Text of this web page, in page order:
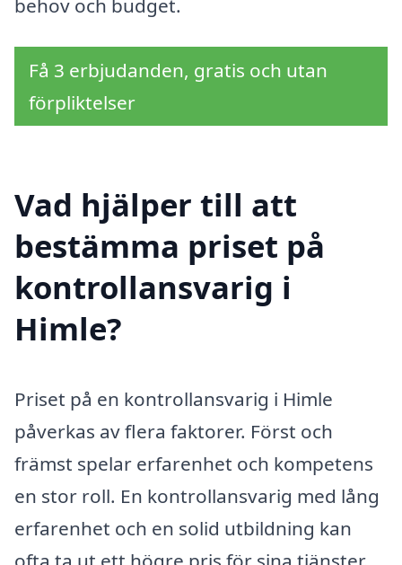
behov och budget.
Få 3 erbjudanden, gratis och utan
förpliktelser
Vad hjälper till att
bestämma priset på
kontrollansvarig i
Himle?
Priset på en kontrollansvarig i Himle
påverkas av flera faktorer. Först och
främst spelar erfarenhet och kompetens
en stor roll. En kontrollansvarig med lång
erfarenhet och en solid utbildning kan